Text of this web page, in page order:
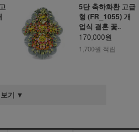
5단 축하화환 고급
형 (FR_1055) 개
업식 결혼 꽃..
170,000원
1,700원 적립
기 ▼